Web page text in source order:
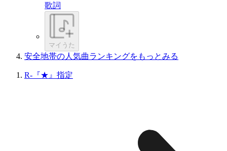
歌詞
マイうた
安全地帯の人気曲ランキングをもっとみる
R-『★』指定